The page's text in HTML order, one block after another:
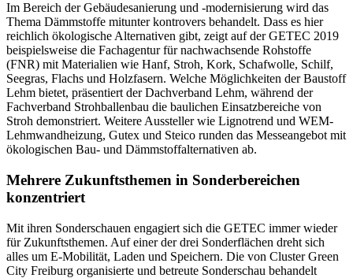
Im Bereich der Gebäudesanierung und -modernisierung wird das
Thema Dämmstoffe mitunter kontrovers behandelt. Dass es hier
reichlich ökologische Alternativen gibt, zeigt auf der GETEC 2019
beispielsweise die Fachagentur für nachwachsende Rohstoffe
(FNR) mit Materialien wie Hanf, Stroh, Kork, Schafwolle, Schilf,
Seegras, Flachs und Holzfasern. Welche Möglichkeiten der Baustoff
Lehm bietet, präsentiert der Dachverband Lehm, während der
Fachverband Strohballenbau die baulichen Einsatzbereiche von
Stroh demonstriert. Weitere Aussteller wie Lignotrend und WEM-
Lehmwandheizung, Gutex und Steico runden das Messeangebot mit
ökologischen Bau- und Dämmstoffalternativen ab.
Mehrere Zukunftsthemen in Sonderbereichen
konzentriert
Mit ihren Sonderschauen engagiert sich die GETEC immer wieder
für Zukunftsthemen. Auf einer der drei Sonderflächen dreht sich
alles um E-Mobilität, Laden und Speichern. Die von Cluster Green
City Freiburg organisierte und betreute Sonderschau behandelt